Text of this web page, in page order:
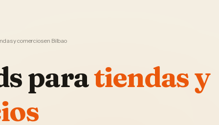
y comercios en Bilbao
paratiendas y